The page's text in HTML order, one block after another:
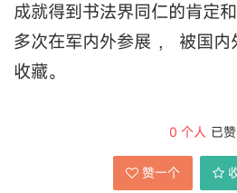
成就得到书法界同仁的肯定
多次在军内外参展 ， 被国
收藏。
0 个人 已赞
赞一个